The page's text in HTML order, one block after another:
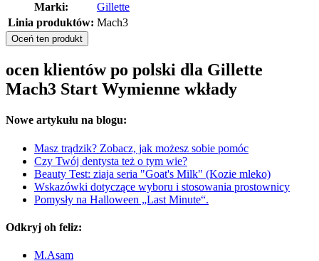
Marki:
Gillette
Linia produktów: Mach3
Oceń ten produkt
ocen klientów po polski dla Gillette
Mach3 Start Wymienne wkłady
Nowe artykułu na blogu:
Masz trądzik? Zobacz, jak możesz sobie pomóc
Czy Twój dentysta też o tym wie?
Beauty Test: ziaja seria "Goat's Milk" (Kozie mleko)
Wskazówki dotyczące wyboru i stosowania prostownicy
Pomysły na Halloween „Last Minute“.
Odkryj oh feliz:
M.Asam